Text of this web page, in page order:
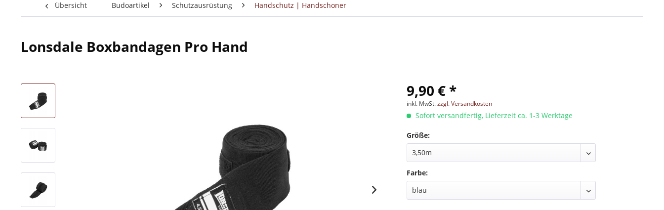
Übersicht Budoartikel Schutzausrüstung Handschutz | Handschoner
Lonsdale Boxbandagen Pro Hand
9,90 € *
inkl. MwSt.zzgl. Versandkosten
Sofort versandfertig, Lieferzeit ca. 1-3 Werktage
Größe:
Farbe: